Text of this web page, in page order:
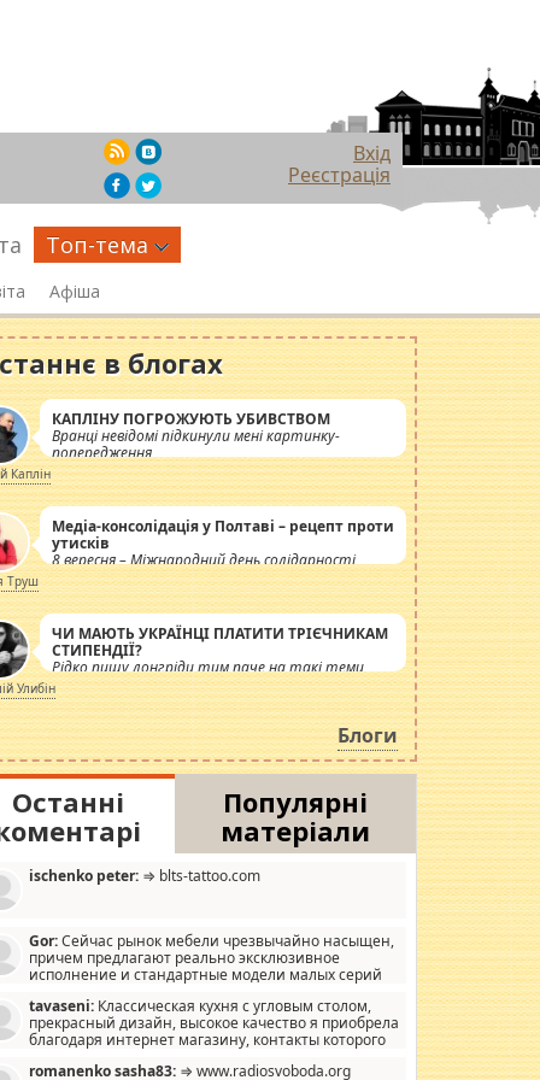
Вхід
Реєстрація
Топ-тема
Афіша
в блогах
КАПЛІНУ ПОГРОЖУЮТЬ УБИВСТВОМ
Вранці невідомі підкинули мені картинку-
попередження
Каплін
Медіа-консолідація у Полтаві – рецепт проти
утисків
8 вересня – Міжнародний день солідарності
журналістів.
Труш
ЧИ МАЮТЬ УКРАЇНЦІ ПЛАТИТИ ТРІЄЧНИКАМ
СТИПЕНДІЇ?
Рідко пишу лонгріди тим паче на такі теми,
але вже просто дістало! Обурюють сьогоднішні
інсенуації навколо стипендіального питання.
Штучно роздувається ще одна соціальна
катастрофа.
Улибін
Блоги
Останні
Популярні
матеріали
ischenko peter: ⇒ blts-tattoo.com
Gor:Сейчас рынок мебели чрезвычайно насыщен,
причем предлагают реально эксклюзивное
исполнение и стандартные модели малых серий
мало походит на стандартные формы, в MebelOk,
и что главное - со вкусом все в порядке,
ненужных наворотов удорожающих мебель, а это не
tavaseni: Классическая кухня с угловым столом,
прекрасный дизайн, высокое качество я приобрела
благодаря интернет магазину, контакты которого
romanenko sasha83: ⇒ www.radiosvoboda.org